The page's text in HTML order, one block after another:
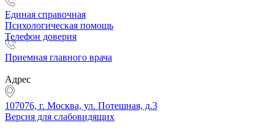
Единая справочная
Психологическая помощь
Телефон доверия
Приемная главного врача
Адрес
107076, г. Москва, ул. Потешная, д.3
Версия для слабовидящих